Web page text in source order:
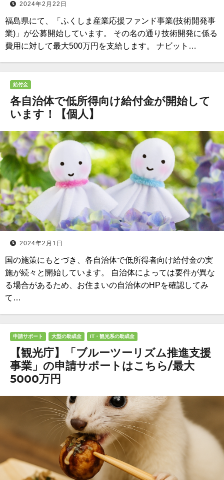
2024年2月22日
福島県にて、「ふくしま産業応援ファンド事業(技術開発事
業)」が公募開始しています。 その名の通り技術開発に係る
費用に対して最大500万円を支給します。 ナビット…
給付金
各自治体で低所得向け給付金が開始して
います！【個人】
2024年2月1日
国の施策にもとづき、各自治体で低所得者向け給付金の実
施が続々と開始しています。 自治体によっては要件が異な
る場合があるため、お住まいの自治体のHPを確認してみ
て…
申請サポート 大型の助成金 IT・観光系の助成金
【観光庁】「ブルーツーリズム推進支援
事業」の申請サポートはこちら/最大
5000万円